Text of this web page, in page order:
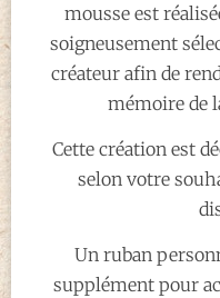
mousse est
soigneusement
créateur afin de
mémoire de
Cette création est
selon votre
Un ruban
supplément pour